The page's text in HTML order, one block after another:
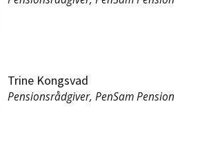
Trine Kongsvad
Pensionsrådgiver, PenSam Pension